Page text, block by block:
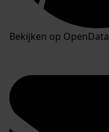
Bekijken op OpenData